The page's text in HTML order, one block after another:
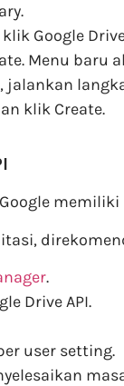
Google Drive
Menu baru
, jalankan
klik Create.
.
Drive API.
user setting.